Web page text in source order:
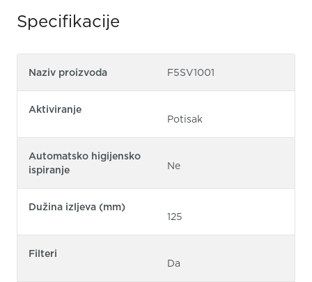
Specifikacije
Naziv proizvoda F5SV1001
Aktiviranje
Potisak
Automatsko higijensko
ispiranje
Ne
Dužina izljeva (mm)
125
Filteri
Da